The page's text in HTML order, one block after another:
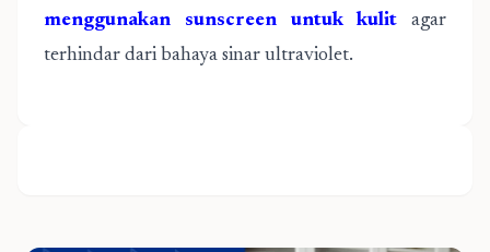
menggunakan sunscreen untuk kulit agar
terhindar dari bahaya sinar ultraviolet.